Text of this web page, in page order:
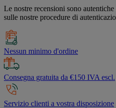
Le nostre recensioni sono
sulle nostre procedure di
Nessun minimo d'ordine
Consegna gratuita da €150 IVA escl.
Servizio clienti a vostra disposizione